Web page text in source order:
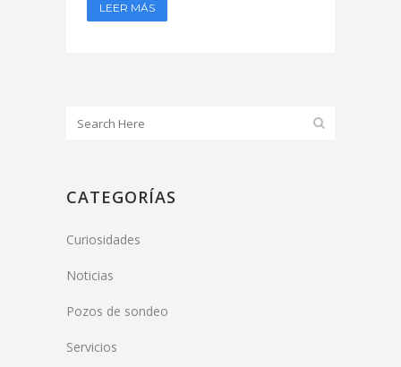
LEER MÁS
CATEGORÍAS
Curiosidades
Noticias
Pozos de sondeo
Servicios